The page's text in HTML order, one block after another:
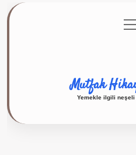
Gizlilik
aç
Mutfak
Yemekle ilgili